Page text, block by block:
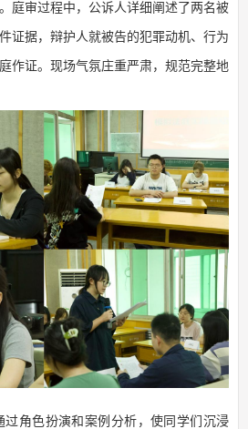
庭审过程中，公诉人详细阐述了两名被
证据，辩护人就被告的犯罪动机、行为
作证。现场气氛庄重严肃，规范完整地
过角色扮演和案例分析，使同学们沉浸